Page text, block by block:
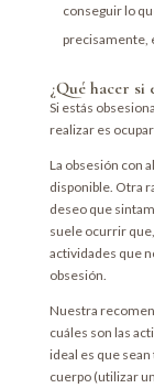
conseguir lo
precisamente,
¿Qué hacer si
Si estás
realizar es
La obsesión con
disponible. Otra
deseo que
suele ocurrir
actividades que
obsesión.
Nuestra
cuáles son las
ideal es que
cuerpo (utilizar